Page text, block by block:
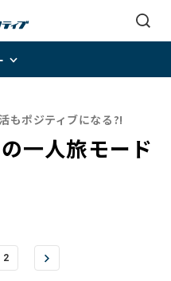
もポジティブになる?!
一人旅モード
2